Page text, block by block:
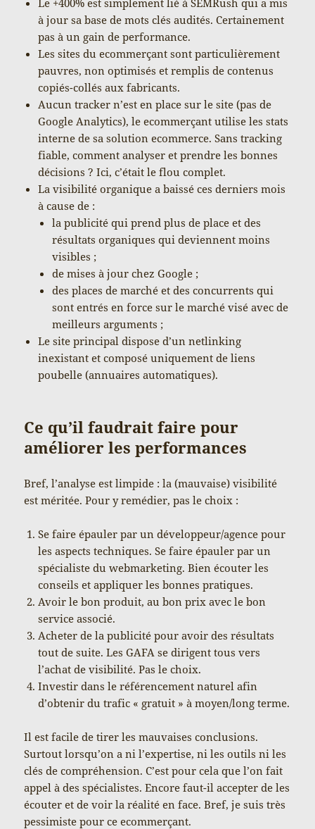
à jour sa base de mots clés audités. Certainement
pas à un gain de performance.
Les sites du ecommerçant sont particulièrement
pauvres, non optimisés et remplis de contenus
copiés-collés aux fabricants.
Aucun tracker n’est en place sur le site (pas de
Google Analytics), le ecommerçant utilise les stats
interne de sa solution ecommerce. Sans tracking
fiable, comment analyser et prendre les bonnes
décisions ? Ici, c’était le flou complet.
La visibilité organique a baissé ces derniers mois
à cause de :
la publicité qui prend plus de place et des
résultats organiques qui deviennent moins
visibles ;
de mises à jour chez Google ;
des places de marché et des concurrents qui
sont entrés en force sur le marché visé avec de
meilleurs arguments ;
Le site principal dispose d’un netlinking
inexistant et composé uniquement de liens
poubelle (annuaires automatiques).
Ce qu’il faudrait faire pour
améliorer les performances
Bref, l’analyse est limpide : la (mauvaise) visibilité
est méritée. Pour y remédier, pas le choix :
Se faire épauler par un développeur/agence pour
les aspects techniques. Se faire épauler par un
spécialiste du webmarketing. Bien écouter les
conseils et appliquer les bonnes pratiques.
Avoir le bon produit, au bon prix avec le bon
service associé.
Acheter de la publicité pour avoir des résultats
tout de suite. Les GAFA se dirigent tous vers
l’achat de visibilité. Pas le choix.
Investir dans le référencement naturel afin
d’obtenir du trafic « gratuit » à moyen/long terme.
Il est facile de tirer les mauvaises conclusions.
Surtout lorsqu’on a ni l’expertise, ni les outils ni les
clés de compréhension. C’est pour cela que l’on fait
appel à des spécialistes. Encore faut-il accepter de les
écouter et de voir la réalité en face. Bref, je suis très
pessimiste pour ce ecommerçant.